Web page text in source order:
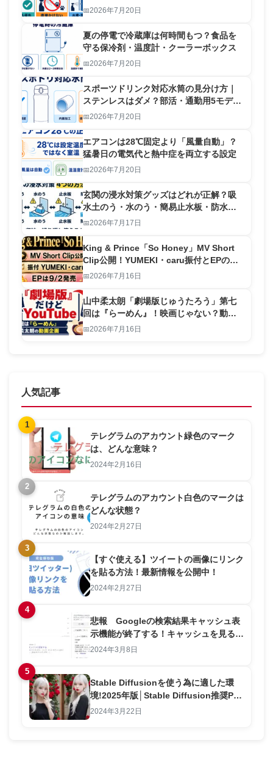
け2026年7月20日
夏の停電で冷蔵庫は何時間もつ？食品を
守る保冷剤・温度計・クーラーボックス
2026年7月20日
スポーツドリンク対応水筒の見分け方｜
ステンレスはダメ？部活・通勤用5モデル
比較
2026年7月20日
エアコンは28℃固定より「風量自動」？
猛暑日の電気代と熱中症を両立する設定
2026年7月20日
玄関の浸水対策グッズはどれが正解？吸
水土のう・水のう・簡易止水板・防水テ
ープを比較
2026年7月17日
King & Prince「So Honey」MV Short
Clip公開！YUMEKI・caru振付とEPの見
どころ
2026年7月16日
山中柔太朗「劇場版じゅうたろう」第七
回は『らーめん』！映画じゃない？動画
の見どころ
2026年7月16日
人気記事
1
テレグラムのアカウント緑色のマーク
は、どんな意味？
2024年2月16日
2
テレグラムのアカウント白色のマークは
どんな状態？
2024年2月27日
3
【すぐ使える】ツイートの画像にリンク
を貼る方法！最新情報を公開中！
2024年2月27日
4
悲報 Googleの検索結果キャッシュ表
示機能が終了する！キャッシュを見る方
法を解説します。
2024年3月8日
5
Stable Diffusionを使う為に適した環
境!2025年版│Stable Diffusion推奨PC
スペック解説
2024年3月22日